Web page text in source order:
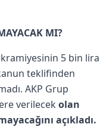
MI?
5 bin lira
teklifinden
AKP Grup
verilecek olan
açıkladı.